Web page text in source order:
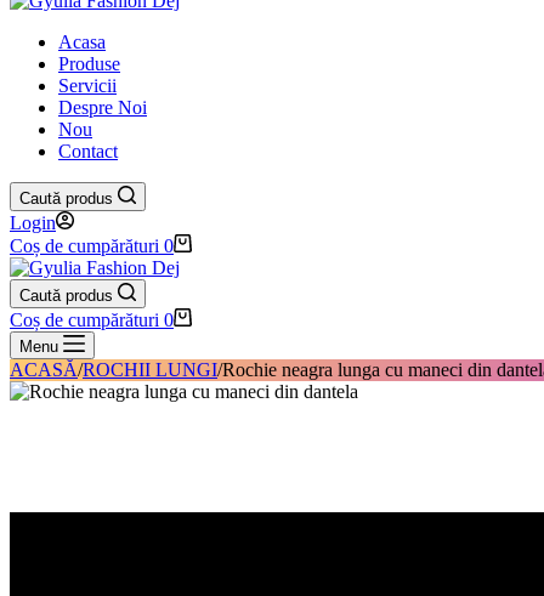
Acasa
Produse
Servicii
Despre Noi
Nou
Contact
Caută produs
Login
Coș de cumpărături 0
Caută produs
Coș de cumpărături 0
Menu
ACASĂ/ROCHII LUNGI/Rochie neagra lunga cu maneci din